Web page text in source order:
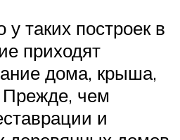
таких построек в
приходят
дома, крыша,
Прежде, чем
и